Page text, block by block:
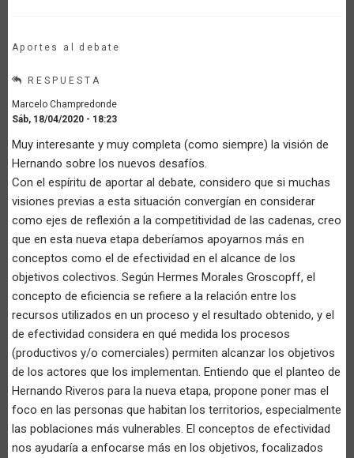
Aportes al debate
RESPUESTA
Marcelo Champredonde
Sáb, 18/04/2020 - 18:23
Muy interesante y muy completa (como siempre) la visión de
Hernando sobre los nuevos desafíos.
Con el espíritu de aportar al debate, considero que si muchas
visiones previas a esta situación convergían en considerar
como ejes de reflexión a la competitividad de las cadenas, creo
que en esta nueva etapa deberíamos apoyarnos más en
conceptos como el de efectividad en el alcance de los
objetivos colectivos. Según Hermes Morales Groscopff, el
concepto de eficiencia se refiere a la relación entre los
recursos utilizados en un proceso y el resultado obtenido, y el
de efectividad considera en qué medida los procesos
(productivos y/o comerciales) permiten alcanzar los objetivos
de los actores que los implementan. Entiendo que el planteo de
Hernando Riveros para la nueva etapa, propone poner mas el
foco en las personas que habitan los territorios, especialmente
las poblaciones más vulnerables. El conceptos de efectividad
nos ayudaría a enfocarse más en los objetivos, focalizados